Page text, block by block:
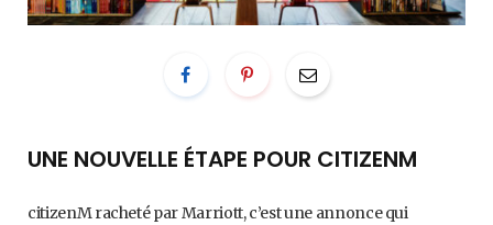
UNE NOUVELLE ÉTAPE POUR CITIZENM
citizenM racheté par Marriott, c’est une annonce qui